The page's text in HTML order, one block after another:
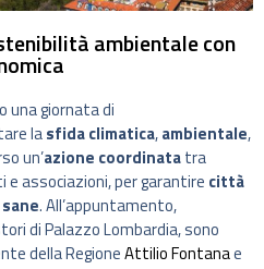
ambientale con
una giornata di
lasfida climatica,ambientale,
un’azione coordinatatra
associazioni, per garantire città
sane. All’appuntamento,
di Palazzo Lombardia, sono
della RegioneAttilio Fontanae